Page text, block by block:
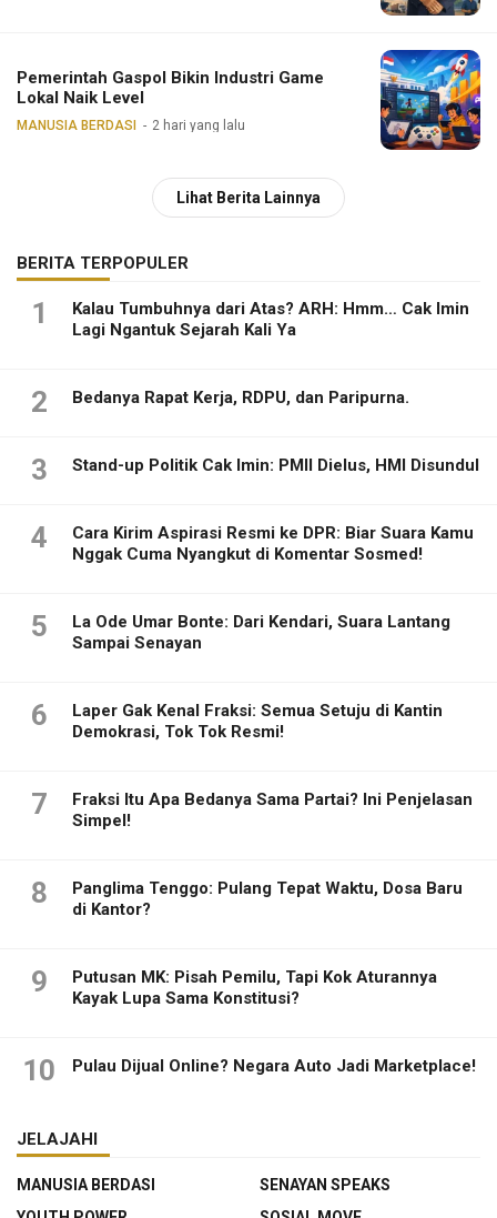
Pemerintah Gaspol Bikin Industri Game
Lokal Naik Level
MANUSIA BERDASI 2 hari yang lalu
Lihat Berita Lainnya
BERITA TERPOPULER
1
Kalau Tumbuhnya dari Atas? ARH: Hmm… Cak Imin
Lagi Ngantuk Sejarah Kali Ya
2 Bedanya Rapat Kerja, RDPU, dan Paripurna.
3 Stand-up Politik Cak Imin: PMII Dielus, HMI Disundul
4
Cara Kirim Aspirasi Resmi ke DPR: Biar Suara Kamu
Nggak Cuma Nyangkut di Komentar Sosmed!
5
La Ode Umar Bonte: Dari Kendari, Suara Lantang
Sampai Senayan
6
Laper Gak Kenal Fraksi: Semua Setuju di Kantin
Demokrasi, Tok Tok Resmi!
7
Fraksi Itu Apa Bedanya Sama Partai? Ini Penjelasan
Simpel!
8
Panglima Tenggo: Pulang Tepat Waktu, Dosa Baru
di Kantor?
9
Putusan MK: Pisah Pemilu, Tapi Kok Aturannya
Kayak Lupa Sama Konstitusi?
10 Pulau Dijual Online? Negara Auto Jadi Marketplace!
JELAJAHI
MANUSIA BERDASI
SENAYAN SPEAKS